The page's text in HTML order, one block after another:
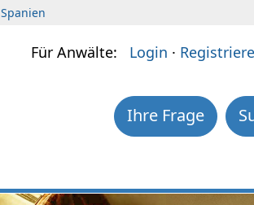
Spanien
Für Anwälte: Login ·
Ihre Frage